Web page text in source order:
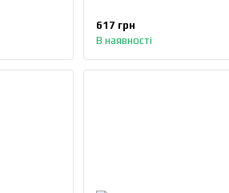
617 грн
В наявності